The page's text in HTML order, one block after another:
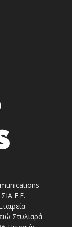
Ε.Ε.
Στυλιαρά